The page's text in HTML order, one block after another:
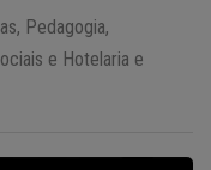
Pedagogia,
e Hotelaria e